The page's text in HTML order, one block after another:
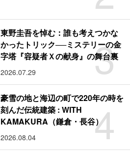
3
東野圭吾を悼む：誰も考えつかな
かったトリック──ミステリーの金
字塔『容疑者Ｘの献身』の舞台裏
2026.07.29
4
豪雪の地と海辺の町で220年の時を
刻んだ伝統建築 : WITH
KAMAKURA（鎌倉・長谷）
2026.08.04